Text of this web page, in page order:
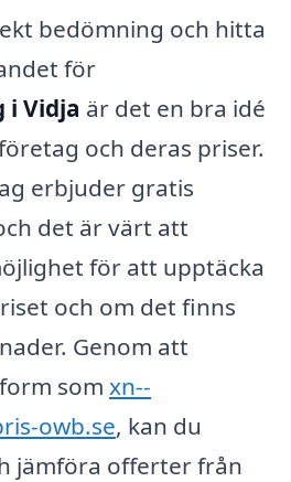
bedömning och hitta
för
i Vidja är det en bra idé
och deras priser.
erbjuder gratis
det är värt att
för att upptäcka
och om det finns
Genom att
som xn--
owb.se, kan du
jämföra offerter från